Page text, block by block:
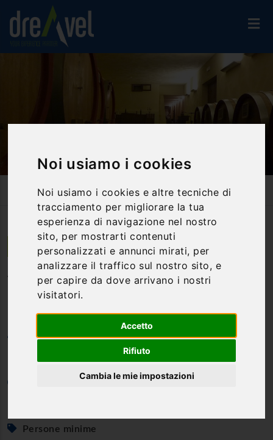
Noi usiamo i cookies
Noi usiamo i cookies e altre tecniche di
tracciamento per migliorare la tua
esperienza di navigazione nel nostro
sito, per mostrarti contenuti
personalizzati e annunci mirati, per
analizzare il traffico sul nostro sito, e
per capire da dove arrivano i nostri
visitatori.
Accetto
Rifiuto
Cambia le mie impostazioni
Alla Scoperta Dei Vini D.O.C. Dei Colli Amerini
Amelia | Umbria
Alla scoperta dei vini D.O.C. dei
Colli Amerini
Categoria
Percorsi enogastronomici
Persone minime